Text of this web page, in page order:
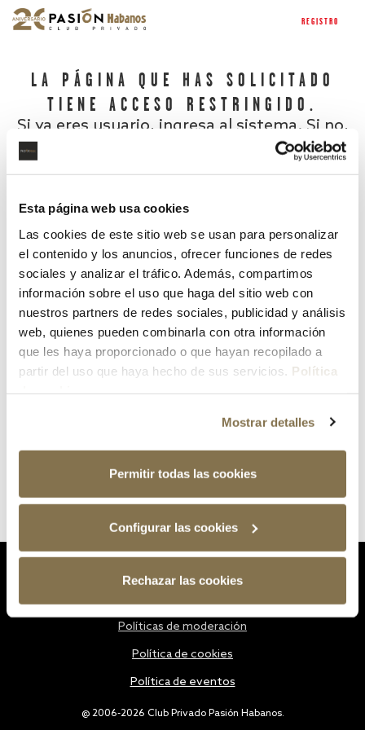
Esta página web usa cookies
Las cookies de este sitio web se usan para personalizar
el contenido y los anuncios, ofrecer funciones de redes
sociales y analizar el tráfico. Además, compartimos
información sobre el uso que haga del sitio web con
nuestros partners de redes sociales, publicidad y análisis
web, quienes pueden combinarla con otra información
que les haya proporcionado o que hayan recopilado a
partir del uso que haya hecho de sus servicios. Política
Mostrar detalles
Permitir todas las cookies
Configurar las cookies
Rechazar las cookies
REGISTRO
LA PÁGINA QUE HAS SOLICITADO
TIENE ACCESO RESTRINGIDO.
Si ya eres usuario, ingresa al sistema. Si no,
¿Has olvidado tu contraseña?
@ 2006-2026 Club Privado Pasión Habanos.
Políticas de moderación
Política de cookies
Política de eventos